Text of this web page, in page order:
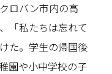
ロバン市内の高
「私たちは忘れて
た。学生の帰国後
園や小中学校の子